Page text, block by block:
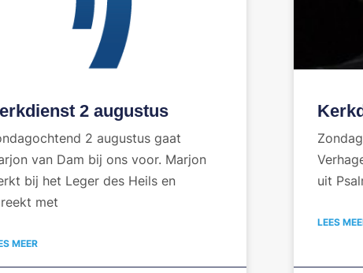
2 augustus
2 augustus gaat
van Dam bij ons voor. Marjon
bij het Leger des Heils en
met
MEER
uit
LEES